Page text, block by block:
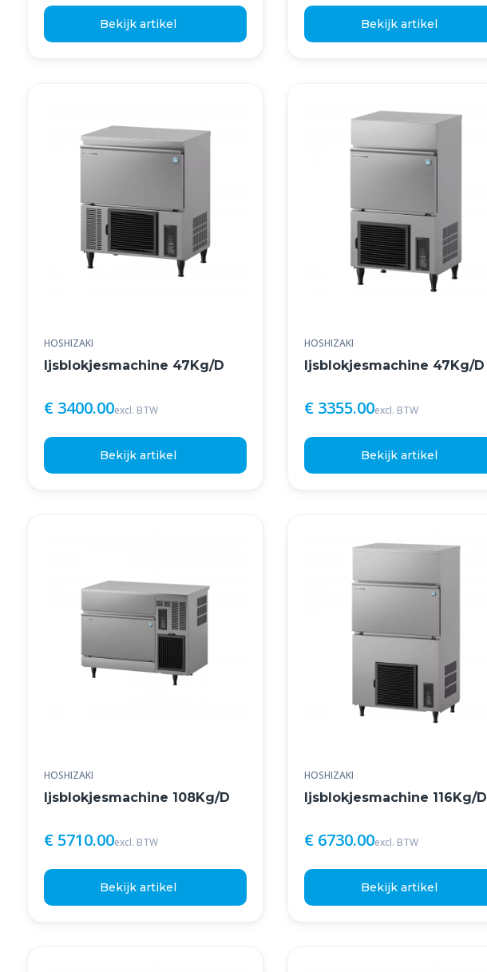
Bekijk artikel Bekijk artikel
HOSHIZAKI
Ijsblokjesmachine 47Kg/D
€ 3400.00excl. BTW
Bekijk artikel
HOSHIZAKI
Ijsblokjesmachine 47Kg/D
€ 3355.00excl. BTW
Bekijk artikel
HOSHIZAKI
Ijsblokjesmachine 108Kg/D
€ 5710.00excl. BTW
Bekijk artikel
HOSHIZAKI
Ijsblokjesmachine 116Kg/D
€ 6730.00excl. BTW
Bekijk artikel